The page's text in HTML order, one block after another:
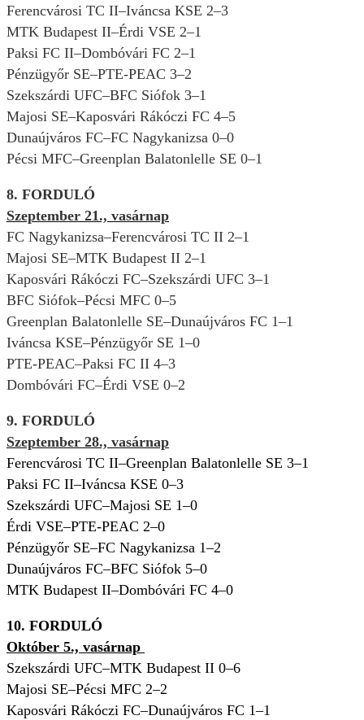
Ferencvárosi TC II–Iváncsa KSE 2–3
MTK Budapest II–Érdi VSE 2–1
Paksi FC II–Dombóvári FC 2–1
Pénzügyőr SE–PTE-PEAC 3–2
Szekszárdi UFC–BFC Siófok 3–1
Majosi SE–Kaposvári Rákóczi FC 4–5
Dunaújváros FC–FC Nagykanizsa 0–0
Pécsi MFC–Greenplan Balatonlelle SE 0–1
8. FORDULÓ
Szeptember 21., vasárnap
FC Nagykanizsa–Ferencvárosi TC II 2–1
Majosi SE–MTK Budapest II 2–1
Kaposvári Rákóczi FC–Szekszárdi UFC 3–1
BFC Siófok–Pécsi MFC 0–5
Greenplan Balatonlelle SE–Dunaújváros FC 1–1
Iváncsa KSE–Pénzügyőr SE 1–0
PTE-PEAC–Paksi FC II 4–3
Dombóvári FC–Érdi VSE 0–2
9. FORDULÓ
Szeptember 28., vasárnap
Ferencvárosi TC II–Greenplan Balatonlelle SE 3–1
Paksi FC II–Iváncsa KSE 0–3
Szekszárdi UFC–Majosi SE 1–0
Érdi VSE–PTE-PEAC 2–0
Pénzügyőr SE–FC Nagykanizsa 1–2
Dunaújváros FC–BFC Siófok 5–0
MTK Budapest II–Dombóvári FC 4–0
10. FORDULÓ
Október 5., vasárnap
Szekszárdi UFC–MTK Budapest II 0–6
Majosi SE–Pécsi MFC 2–2
Kaposvári Rákóczi FC–Dunaújváros FC 1–1